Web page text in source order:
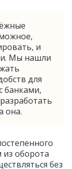
и
Мы нашли
для
банками,
она.
оборота
без